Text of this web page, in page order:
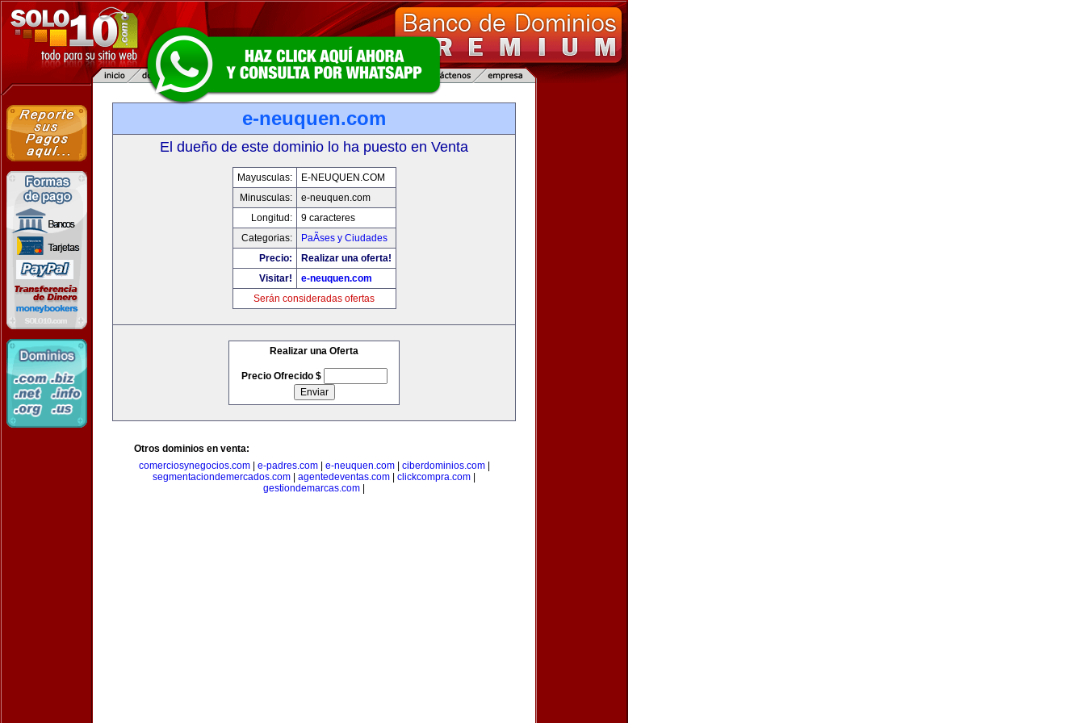
e-neuquen.com
El dueño de este dominio lo ha puesto en Venta
Mayusculas:
E-NEUQUEN.COM
Minusculas:
e-neuquen.com
Longitud:
9 caracteres
Categorias:
PaÃ­ses y Ciudades
Precio:
Realizar una oferta!
Visitar!
e-neuquen.com
Serán consideradas ofertas
Realizar una Oferta
Precio Ofrecido $
Otros dominios en venta:
comerciosynegocios.com| e-padres.com| e-neuquen.com| ciberdominios.com|
segmentaciondemercados.com
agentedeventas.com clickcompra.com
gestiondemarcas.com